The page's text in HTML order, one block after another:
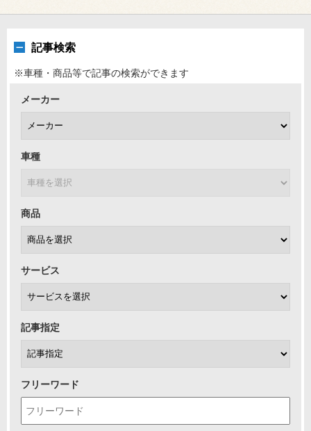
記事検索
※車種・商品等で記事の検索ができます
メーカー
車種
商品
サービス
記事指定
フリーワード